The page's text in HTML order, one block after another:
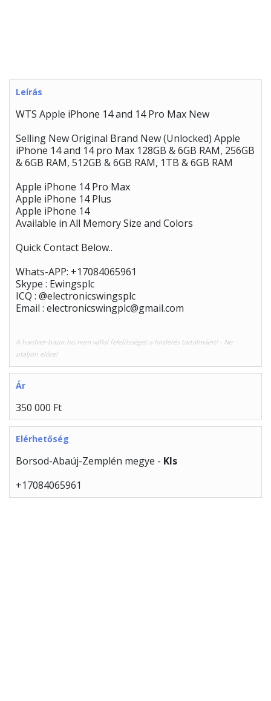
Leírás
WTS Apple iPhone 14 and 14 Pro Max New
Selling New Original Brand New (Unlocked) Apple
iPhone 14 and 14 pro Max 128GB & 6GB RAM, 256GB
& 6GB RAM, 512GB & 6GB RAM, 1TB & 6GB RAM
Apple iPhone 14 Pro Max
Apple iPhone 14 Plus
Apple iPhone 14
Available in All Memory Size and Colors
Quick Contact Below..
Whats-APP: +17084065961
Skype : Ewingsplc
ICQ : @electronicswingsplc
Email : electronicswingplc@gmail.com
A hardver-bazar.hu nem vállal felelősséget a hirdetés tartalmáért! - Ne
utaljon előre!
Ár
350 000 Ft
Elérhetőség
Borsod-Abaúj-Zemplén megye - Kls
+17084065961